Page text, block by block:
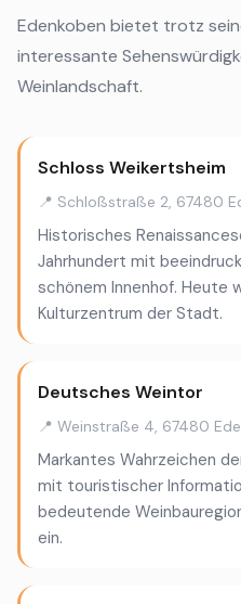
Edenkoben bietet trotz
interessante
Weinlandschaft.
Schloss Weikertsheim
📍 Schloßstraße 2, 67480
Historisches
Jahrhundert mit
schönem Innenhof. Heute
Kulturzentrum der Stadt.
Deutsches Weintor
📍 Weinstraße 4, 67480
Markantes Wahrzeichen
mit touristischer
bedeutende
ein.